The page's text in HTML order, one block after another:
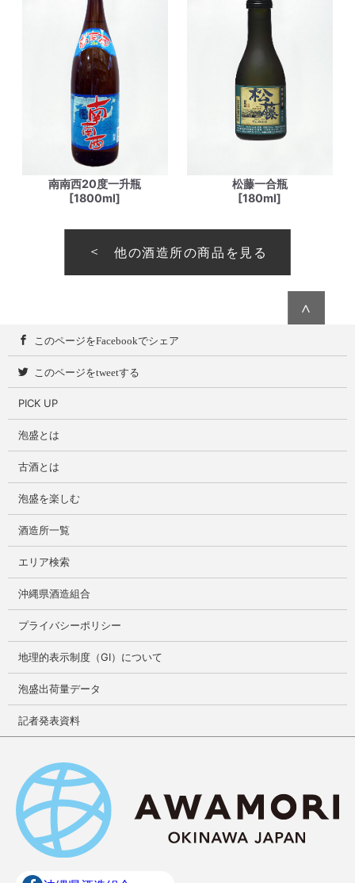
南南西20度一升瓶
[1800ml]
松藤一合瓶
[180ml]
他の酒造所の商品を見る
∧
このページをFacebookでシェア
このページをtweetする
PICK UP
泡盛とは
古酒とは
泡盛を楽しむ
酒造所一覧
エリア検索
沖縄県酒造組合
プライバシーポリシー
地理的表示制度（GI）について
泡盛出荷量データ
記者発表資料